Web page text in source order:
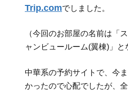
Trip.comでしました。
（今回のお部屋の名前は「
ャンビュールーム(翼棟)」と
中華系の予約サイトで、今
かったので心配でしたが、